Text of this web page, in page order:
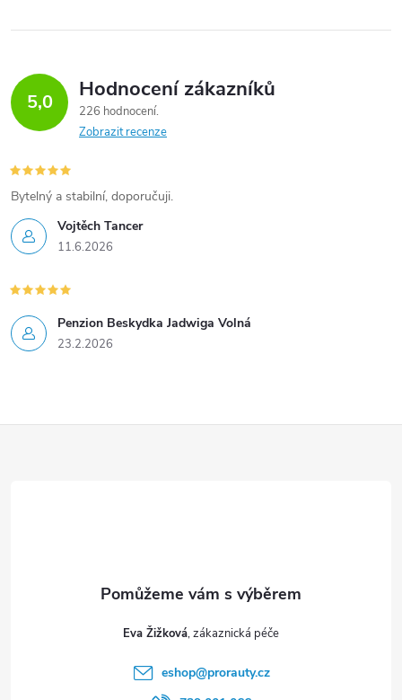
ý
i
s
u
5,0 Hodnocení zákazníků
226 hodnocení
Zobrazit recenze
Vojtěch Tancer
11.6.2026
Bytelný a stabilní, doporučuji.
Penzion Beskydka Jadwiga Volná
23.2.2026
Eva Žižková
eshop@prorauty.cz